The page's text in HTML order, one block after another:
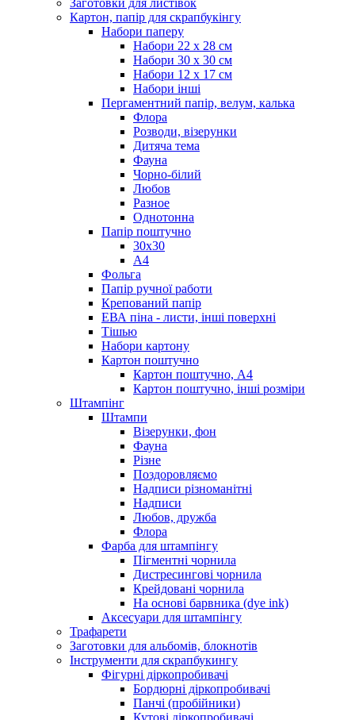
Картон, папір для скрапбукінгу
Набори паперу
Набори 22 х 28 см
Набори 30 х 30 см
Набори 12 х 17 см
Набори інші
Пергаментний папір, велум, калька
Флора
Розводи, візерунки
Дитяча тема
Фауна
Чорно-білий
Любов
Разное
Однотонна
Папір поштучно
30х30
А4
Фольга
Папір ручної работи
Крепований папір
ЕВА піна - листи, інші поверхні
Тішью
Набори картону
Картон поштучно
Картон поштучно, А4
Картон поштучно, інші розміри
Штампінг
Штампи
Візерунки, фон
Фауна
Різне
Поздоровляємо
Надписи різноманітні
Надписи
Любов, дружба
Флора
Фарба для штампінгу
Пігментні чорнила
Дистресингові чорнила
Крейдовані чорнила
На основі барвника (dye ink)
Аксесуари для штампінгу
Трафарети
Заготовки для альбомів, блокнотів
Інструменти для скрапбукингу
Фігурні діркопробивачі
Бордюрні діркопробивачі
Панчі (пробійники)
Кутові діркопробивачі